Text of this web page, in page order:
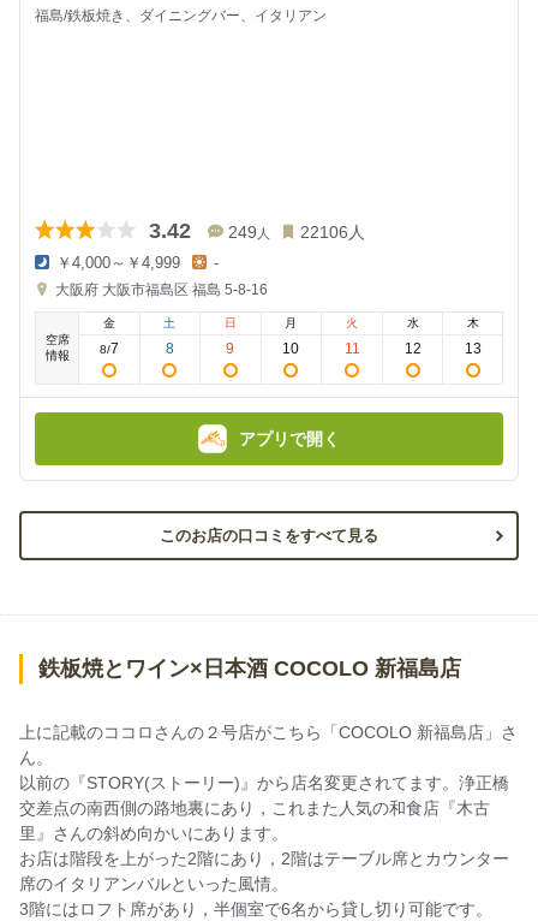
福島/鉄板焼き、ダイニングバー、イタリアン
3.42 249 人 22106 人
夜
の
額
￥4,000～￥4,999
昼
の
-
大阪府 大阪市福島区 福島 5-8-16
空席
情報
金
8/7
土
8
日
9
月
10
火
11
水
12
木
13
アプリで開く
このお店の口コミをすべて見る
鉄板焼とワイン×日本酒 COCOLO 新福島店
上に記載のココロさんの２号店がこちら「COCOLO 新福島店」さ
ん。
以前の『STORY(ストーリー)』から店名変更されてます。浄正橋
交差点の南西側の路地裏にあり，これまた人気の和食店『木古
里』さんの斜め向かいにあります。
お店は階段を上がった2階にあり，2階はテーブル席とカウンター
席のイタリアンバルといった風情。
3階にはロフト席があり，半個室で6名から貸し切り可能です。